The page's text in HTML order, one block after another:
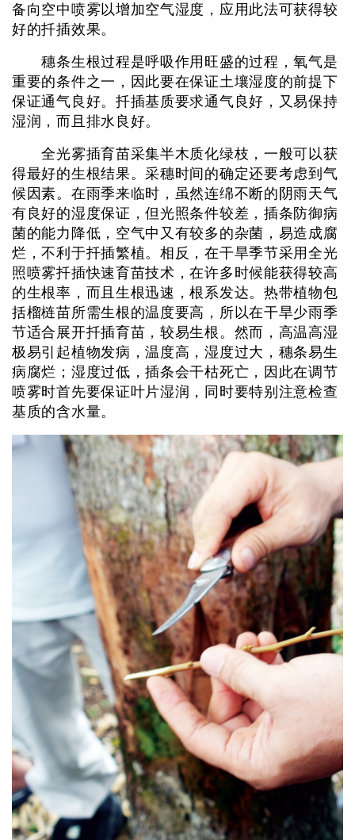
备向空中喷雾以增加空气湿度，应用此法可获得较
好的扦插效果。
穗条生根过程是呼吸作用旺盛的过程，氧气是
重要的条件之一，因此要在保证土壤湿度的前提下
保证通气良好。扦插基质要求通气良好，又易保持
湿润，而且排水良好。
全光雾插育苗采集半木质化绿枝，一般可以获
得最好的生根结果。采穗时间的确定还要考虑到气
候因素。在雨季来临时，虽然连绵不断的阴雨天气
有良好的湿度保证，但光照条件较差，插条防御病
菌的能力降低，空气中又有较多的杂菌，易造成腐
烂，不利于扦插繁植。相反，在干旱季节采用全光
照喷雾扦插快速育苗技术，在许多时候能获得较高
的生根率，而且生根迅速，根系发达。热带植物包
括榴梿苗所需生根的温度要高，所以在干旱少雨季
节适合展开扦插育苗，较易生根。然而，高温高湿
极易引起植物发病，温度高，湿度过大，穗条易生
病腐烂；湿度过低，插条会干枯死亡，因此在调节
喷雾时首先要保证叶片湿润，同时要特别注意检查
基质的含水量。